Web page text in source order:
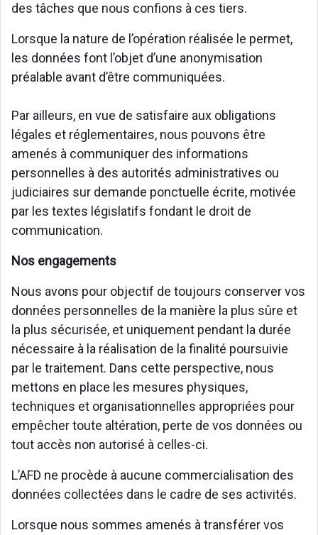
des tâches que nous confions à ces tiers.
Lorsque la nature de l’opération réalisée le permet,
les données font l’objet d’une anonymisation
préalable avant d’être communiquées.
Par ailleurs, en vue de satisfaire aux obligations
légales et réglementaires, nous pouvons être
amenés à communiquer des informations
personnelles à des autorités administratives ou
judiciaires sur demande ponctuelle écrite, motivée
par les textes législatifs fondant le droit de
communication.
Nos engagements
Nous avons pour objectif de toujours conserver vos
données personnelles de la manière la plus sûre et
la plus sécurisée, et uniquement pendant la durée
nécessaire à la réalisation de la finalité poursuivie
par le traitement. Dans cette perspective, nous
mettons en place les mesures physiques,
techniques et organisationnelles appropriées pour
empêcher toute altération, perte de vos données ou
tout accès non autorisé à celles-ci.
L’AFD ne procède à aucune commercialisation des
données collectées dans le cadre de ses activités.
Lorsque nous sommes amenés à transférer vos